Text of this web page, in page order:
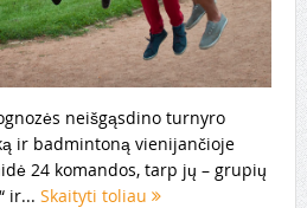
neišgąsdino turnyro
ir badmintoną vienijančioje
24 komandos, tarp jų – grupių
ir... Skaityti toliau